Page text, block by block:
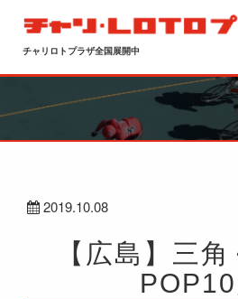
チャリロトプラザ全国展開中
2019.10.08
【広島】三
POP10